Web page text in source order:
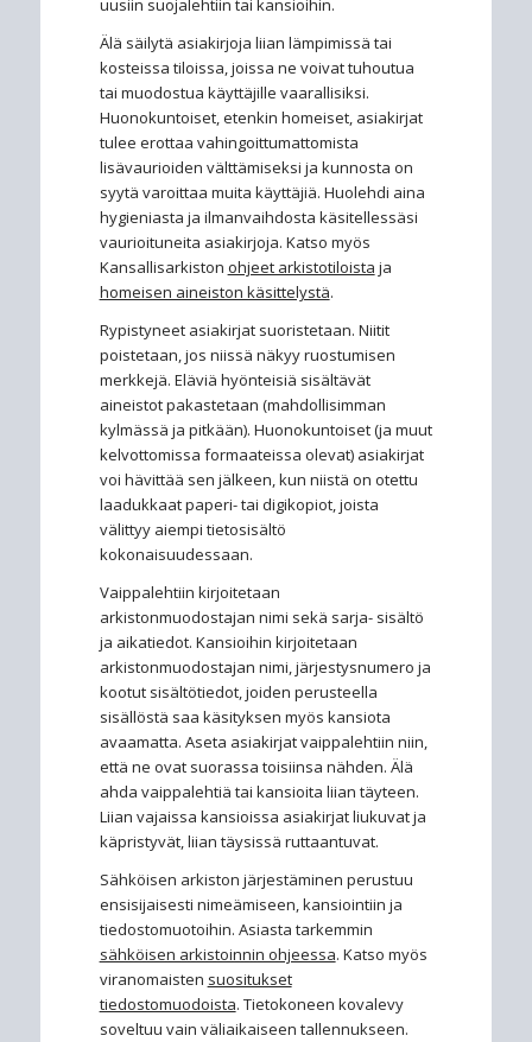
uusiin suojalehtiin tai kansioihin.
Älä säilytä asiakirjoja liian lämpimissä tai
kosteissa tiloissa, joissa ne voivat tuhoutua
tai muodostua käyttäjille vaarallisiksi.
Huonokuntoiset, etenkin homeiset, asiakirjat
tulee erottaa vahingoittumattomista
lisävaurioiden välttämiseksi ja kunnosta on
syytä varoittaa muita käyttäjiä. Huolehdi aina
hygieniasta ja ilmanvaihdosta käsitellessäsi
vaurioituneita asiakirjoja. Katso myös
Kansallisarkiston ohjeet arkistotiloista ja
homeisen aineiston käsittelystä.
Rypistyneet asiakirjat suoristetaan. Niitit
poistetaan, jos niissä näkyy ruostumisen
merkkejä. Eläviä hyönteisiä sisältävät
aineistot pakastetaan (mahdollisimman
kylmässä ja pitkään). Huonokuntoiset (ja muut
kelvottomissa formaateissa olevat) asiakirjat
voi hävittää sen jälkeen, kun niistä on otettu
laadukkaat paperi- tai digikopiot, joista
välittyy aiempi tietosisältö
kokonaisuudessaan.
Vaippalehtiin kirjoitetaan
arkistonmuodostajan nimi sekä sarja- sisältö
ja aikatiedot. Kansioihin kirjoitetaan
arkistonmuodostajan nimi, järjestysnumero ja
kootut sisältötiedot, joiden perusteella
sisällöstä saa käsityksen myös kansiota
avaamatta. Aseta asiakirjat vaippalehtiin niin,
että ne ovat suorassa toisiinsa nähden. Älä
ahda vaippalehtiä tai kansioita liian täyteen.
Liian vajaissa kansioissa asiakirjat liukuvat ja
käpristyvät, liian täysissä ruttaantuvat.
Sähköisen arkiston järjestäminen perustuu
ensisijaisesti nimeämiseen, kansiointiin ja
tiedostomuotoihin. Asiasta tarkemmin
sähköisen arkistoinnin ohjeessa. Katso myös
viranomaisten suositukset
tiedostomuodoista. Tietokoneen kovalevy
soveltuu vain väliaikaiseen tallennukseen.